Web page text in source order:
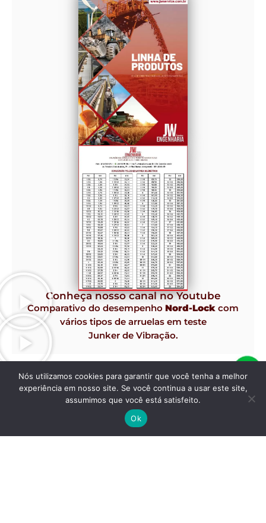
Conheça nosso canal no Youtube
Comparativo do desempenho Nord-Lock com
vários tipos de arruelas em teste
Junker de Vibração.
Nós utilizamos cookies para garantir que você tenha a melhor
experiência em nosso site. Se você continua a usar este site,
assumimos que você está satisfeito.
Ok